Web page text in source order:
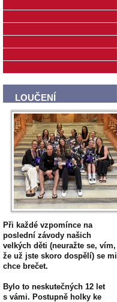
LOUČENÍ
Při každé vzpomínce na
poslední závody našich
velkých děti (neuražte se, vím,
že už jste skoro dospělí) se mi
chce brečet.
Bylo to neskutečných 12 let
s vámi. Postupně holky ke